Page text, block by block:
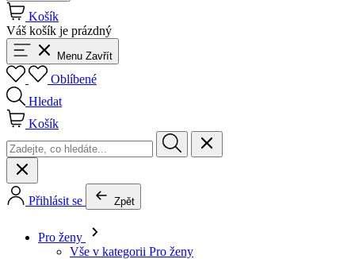
Košík
Váš košík je prázdný
Menu Zavřít
Oblíbené
Hledat
Košík
Přihlásit se Zpět
Pro ženy
Vše v kategorii Pro ženy